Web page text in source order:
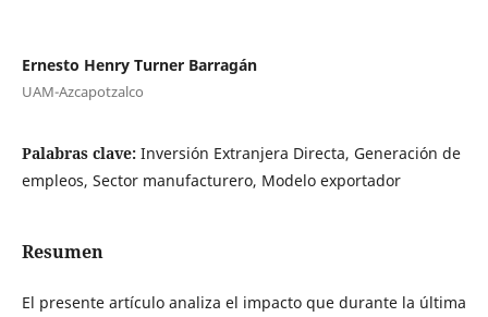
Ernesto Henry Turner Barragán
UAM-Azcapotzalco
Palabras clave: Inversión Extranjera Directa, Generación de
empleos, Sector manufacturero, Modelo exportador
Resumen
El presente artículo analiza el impacto que durante la última